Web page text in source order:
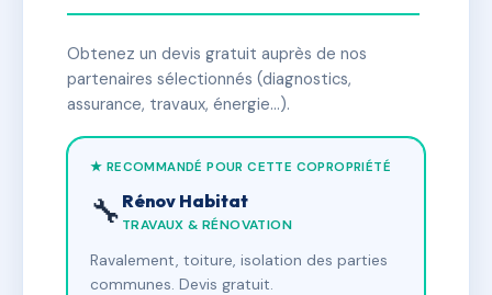
Obtenez un devis gratuit auprès de nos
partenaires sélectionnés (diagnostics,
assurance, travaux, énergie…).
★ RECOMMANDÉ POUR CETTE COPROPRIÉTÉ
🔧 Rénov Habitat
TRAVAUX & RÉNOVATION
Ravalement, toiture, isolation des parties
communes. Devis gratuit.